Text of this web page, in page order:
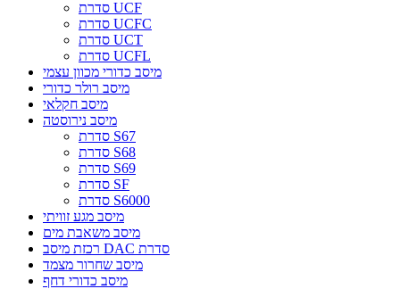
סדרת UCF
סדרת UCFC
סדרת UCT
סדרת UCFL
מיסב כדורי מכוון עצמי
מיסב רולר כדורי
מיסב חקלאי
מיסב נירוסטה
סדרת S67
סדרת S68
סדרת S69
סדרת SF
סדרת S6000
מיסב מגע זוויתי
מיסב משאבת מים
רכזת מיסב DAC סדרת
מיסב שחרור מצמד
מיסב כדורי דחף